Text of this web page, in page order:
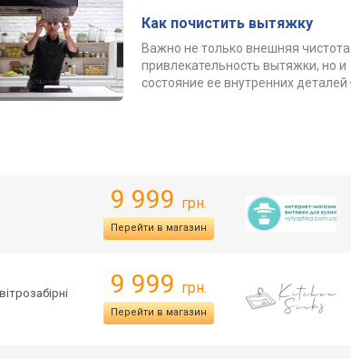
Как почистить вытяжку
Важно не только внешняя чистота
привлекательность вытяжки, но и
состояние ее внутренних деталей
9 999 грн.
Перейти в магазин
9 999 грн.
Перейти в магазин